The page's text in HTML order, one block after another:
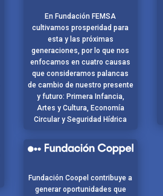
En Fundación FEMSA
cultivamos prosperidad para
esta y las próximas
generaciones, por lo que nos
enfocamos en cuatro causas
que consideramos palancas
de cambio de nuestro presente
y futuro: Primera Infancia,
Artes y Cultura, Economía
Circular y Seguridad Hídrica
Fundación Coopel contribuye a
generar oportunidades que